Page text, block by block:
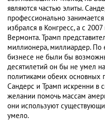
являются частью элиты.
профессионально
избрался в Конгресс, а с
Вермонта. Трамп
миллионера, миллиардер. По
бизнесе не были бы
десятилетий он бы не умел
политиками обеих основных
Сандерс и Трамп искренни в
желании помочь массам
они используют
умело.